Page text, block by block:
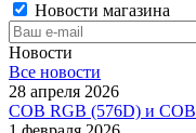
Новости магазина
Новости
Все новости
28 апреля 2026
COB RGB (576D) и